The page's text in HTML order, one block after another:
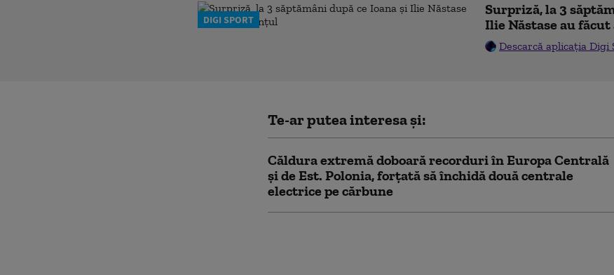
DIGI SPORT
Surpriză, la 3
Ilie Năstase au
Descarcă aplicația Digi
Te-ar putea interesa și:
Căldura extremă doboară recorduri în Europa Centrală
și de Est. Polonia, forțată să închidă două centrale
electrice pe cărbune